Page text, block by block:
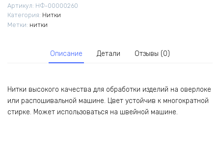
117,
№40/2,
4500
Артикул: НФ-00000260
Категория: Нитки
Метки: нитки
Описание Детали Отзывы (0)
Нитки высокого качества для обработки изделий на оверлоке
или распошивальной машине. Цвет устойчив к многократной
стирке. Может использоваться на швейной машине.